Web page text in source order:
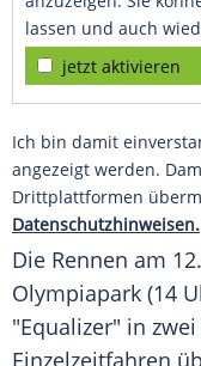
lassen und auch
jetzt aktivieren
Ich bin damit
angezeigt werden.
Drittplattformen
Datenschutzhinweisen.
Die Rennen am
Olympiapark (14
"Equalizer" in